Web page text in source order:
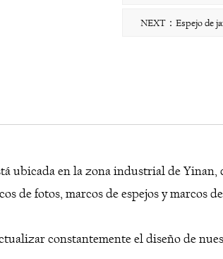
NEXT：Espejo de
ubicada en la zona industrial de
de fotos, marcos de espejos y marcos
constantemente el diseño de